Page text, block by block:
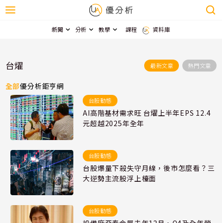
新聞 分析 教學 課程 資料庫
台燿 最新文章 熱門文章
全部優分析鉅亨網
台股動態
AI高階基材需求旺 台燿上半年EPS 12.4
元超越2025年全年
台股動態
台股爆量下殺失守月線，後市怎麼看？三
大逆勢主流股浮上檯面
台股動態